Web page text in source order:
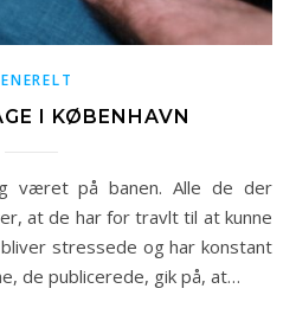
I KØBENHAVN
at de har for travlt til at kunne
stressede og har konstant
de publicerede, gik på, at…